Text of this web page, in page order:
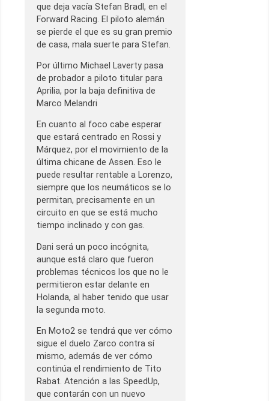
que deja vacía Stefan Bradl, en el
Forward Racing. El piloto alemán
se pierde el que es su gran premio
de casa, mala suerte para Stefan.
Por último Michael Laverty pasa
de probador a piloto titular para
Aprilia, por la baja definitiva de
Marco Melandri
En cuanto al foco cabe esperar
que estará centrado en Rossi y
Márquez, por el movimiento de la
última chicane de Assen. Eso le
puede resultar rentable a Lorenzo,
siempre que los neumáticos se lo
permitan, precisamente en un
circuito en que se está mucho
tiempo inclinado y con gas.
Dani será un poco incógnita,
aunque está claro que fueron
problemas técnicos los que no le
permitieron estar delante en
Holanda, al haber tenido que usar
la segunda moto.
En Moto2 se tendrá que ver cómo
sigue el duelo Zarco contra sí
mismo, además de ver cómo
continúa el rendimiento de Tito
Rabat. Atención a las SpeedUp,
que contarán con un nuevo